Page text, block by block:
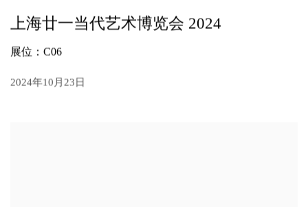
上海廿一当代艺术博览会 2024
展位：C06
2024年10月23日